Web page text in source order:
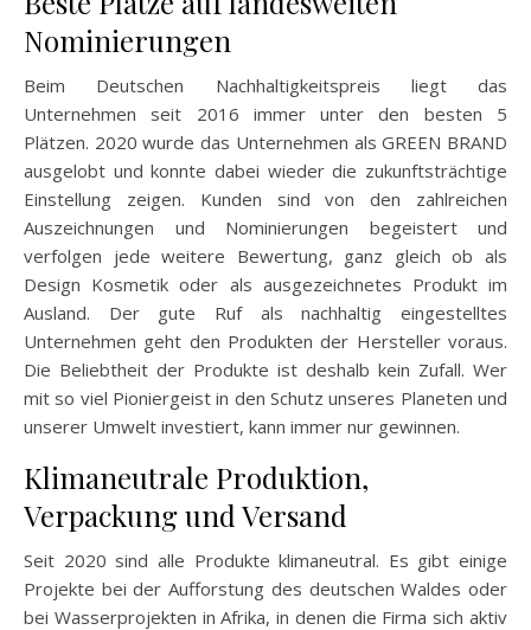
Nominierungen
Beim Deutschen Nachhaltigkeitspreis liegt das
Unternehmen seit 2016 immer unter den besten 5
Plätzen. 2020 wurde das Unternehmen als GREEN BRAND
ausgelobt und konnte dabei wieder die zukunftsträchtige
Einstellung zeigen. Kunden sind von den zahlreichen
Auszeichnungen und Nominierungen begeistert und
verfolgen jede weitere Bewertung, ganz gleich ob als
Design Kosmetik oder als ausgezeichnetes Produkt im
Ausland. Der gute Ruf als nachhaltig eingestelltes
Unternehmen geht den Produkten der Hersteller voraus.
Die Beliebtheit der Produkte ist deshalb kein Zufall. Wer
mit so viel Pioniergeist in den Schutz unseres Planeten und
unserer Umwelt investiert, kann immer nur gewinnen.
Klimaneutrale Produktion,
Verpackung und Versand
Seit 2020 sind alle Produkte klimaneutral. Es gibt einige
Projekte bei der Aufforstung des deutschen Waldes oder
bei Wasserprojekten in Afrika, in denen die Firma sich aktiv